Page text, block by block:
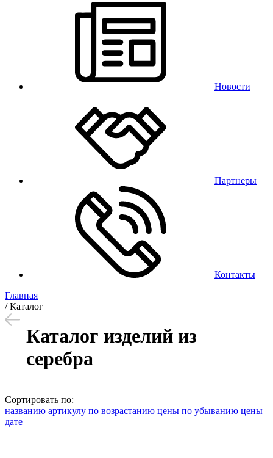
Новости
Партнеры
Контакты
Главная
/Каталог
Каталог изделий из
серебра
Сортировать по:
названию артикулу по возрастанию цены по убыванию цены
дате